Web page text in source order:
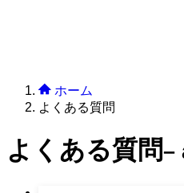
ホーム
よくある質問
よくある質問–